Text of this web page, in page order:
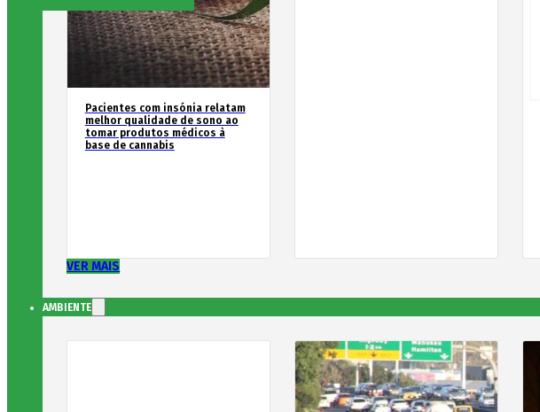
Pacientes com insónia relatam
melhor qualidade de sono ao
tomar produtos médicos à
base de cannabis
VER MAIS
AMBIENTE